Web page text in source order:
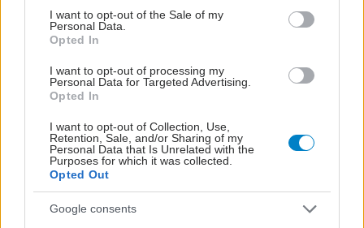
consent section.
I want to opt-out of the Sale of my
Personal Data.
Opted In
I want to opt-out of processing my
Personal Data for Targeted Advertising.
Opted In
I want to opt-out of Collection, Use,
Retention, Sale, and/or Sharing of my
Personal Data that Is Unrelated with the
Purposes for which it was collected.
Opted Out
Google consents